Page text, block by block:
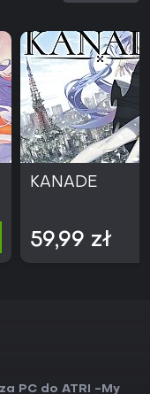
KANADE
59,99 zł
PC do ATRI -My